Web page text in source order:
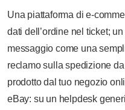
Una piattaforma di e-
dati dell’ordine nel ticket;
messaggio come una
reclamo sulla spedizione
prodotto dal tuo negozio
eBay: su un helpdesk